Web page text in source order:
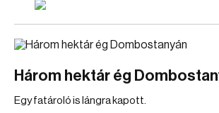
Három hektár ég
Egy fatároló is lángra kapott.